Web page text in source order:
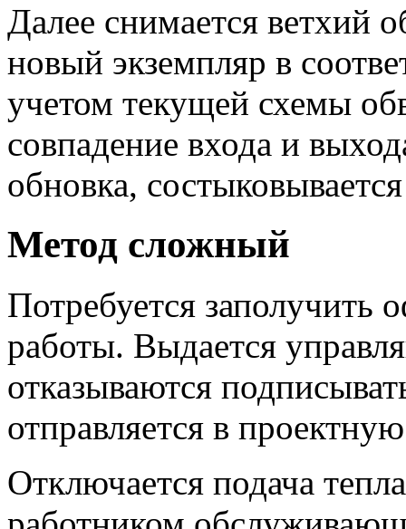
Далее снимается ветхий
новый экземпляр в
учетом текущей схемы
совпадение входа и
обновка,
Метод сложный
Потребуется заполучить
работы. Выдается
отказываются
отправляется в
Отключается подача